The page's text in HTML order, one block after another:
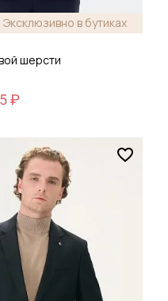
Эксклюзивно в бутиках
шерсти
₽
в корзину